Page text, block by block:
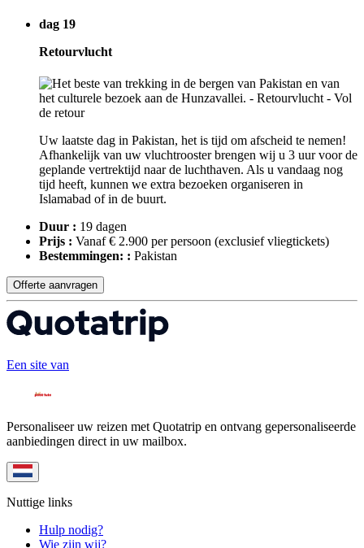
dag 19
Retourvlucht
Uw laatste dag in Pakistan, het is tijd om afscheid te nemen!
Afhankelijk van uw vluchtrooster brengen wij u 3 uur voor de
geplande vertrektijd naar de luchthaven. Als u vandaag nog
tijd heeft, kunnen we extra bezoeken organiseren in
Islamabad of in de buurt.
Duur : 19 dagen
Prijs : Vanaf € 2.900 per persoon (exclusief vliegtickets)
Bestemmingen: : Pakistan
Offerte aanvragen
Een site van
Personaliseer uw reizen met Quotatrip en ontvang gepersonaliseerde
aanbiedingen direct in uw mailbox.
Nuttige links
Hulp nodig?
Wie zijn wij?